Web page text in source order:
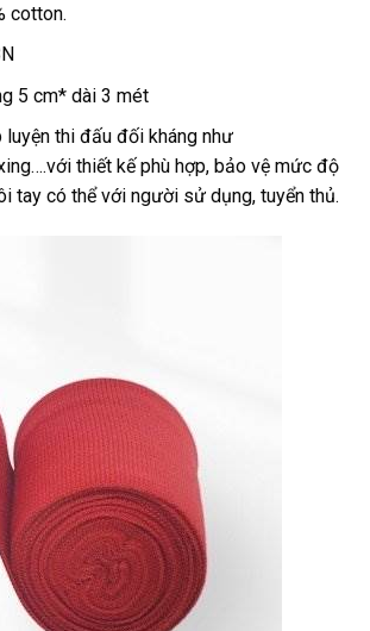
cotton.
5 cm* dài 3 mét
luyện thi đấu đối kháng như
thiết kế phù hợp, bảo vệ mức độ
tay có thể với người sử dụng, tuyển thủ.